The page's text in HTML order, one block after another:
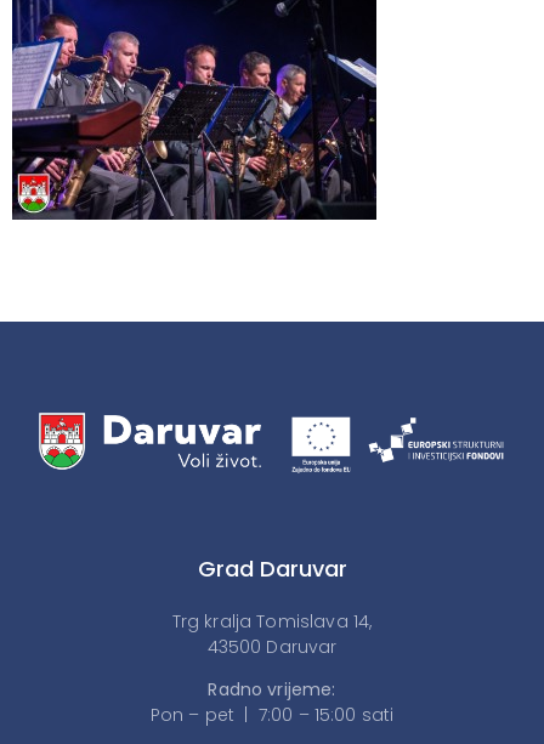
Grad Daruvar
Trg kralja Tomislava 14,
43500 Daruvar
Radno vrijeme:
Pon – pet | 7:00 – 15:00 sati